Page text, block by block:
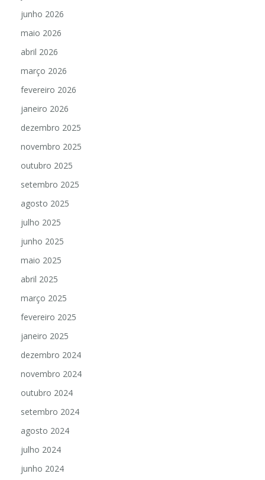
junho 2026
maio 2026
abril 2026
março 2026
fevereiro 2026
janeiro 2026
dezembro 2025
novembro 2025
outubro 2025
setembro 2025
agosto 2025
julho 2025
junho 2025
maio 2025
abril 2025
março 2025
fevereiro 2025
janeiro 2025
dezembro 2024
novembro 2024
outubro 2024
setembro 2024
agosto 2024
julho 2024
junho 2024